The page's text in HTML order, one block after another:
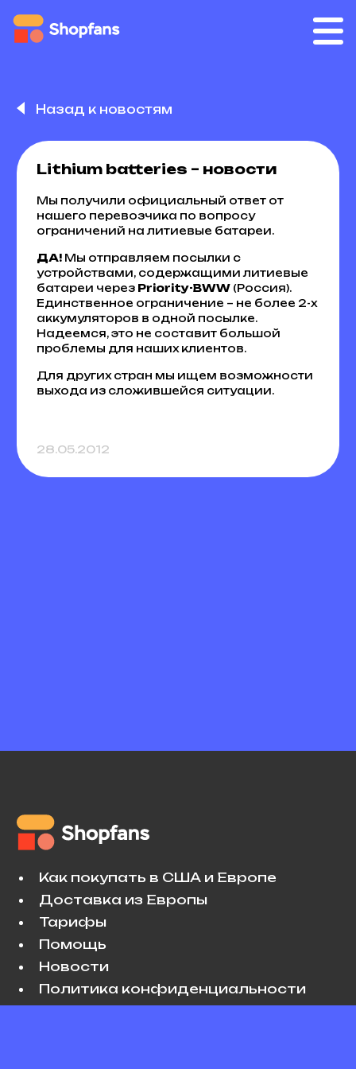
Назад к новостям
Lithium batteries – новости
Мы получили официальный ответ от
нашего перевозчика по вопросу
ограничений на литиевые батареи.
ДА!Мы отправляем посылки с
устройствами, содержащими литиевые
батареи через Priority-BWW(Россия).
Единственное ограничение – не более 2-х
аккумуляторов в одной посылке.
Надеемся, это не составит большой
проблемы для наших клиентов.
Для других стран мы ищем возможности
выхода из сложившейся ситуации.
28.05.2012
Как покупать в США и Европе
Доставка из Европы
Тарифы
Помощь
Новости
Политика конфиденциальности